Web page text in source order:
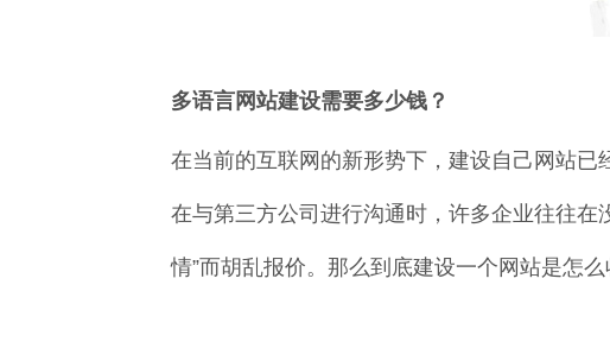
多语言网站建设需要多少钱？
在当前的互联网的新形势下，建设自己网站
在与第三方公司进行沟通时，许多企业往往在
情”而胡乱报价。那么到底建设一个网站是怎么